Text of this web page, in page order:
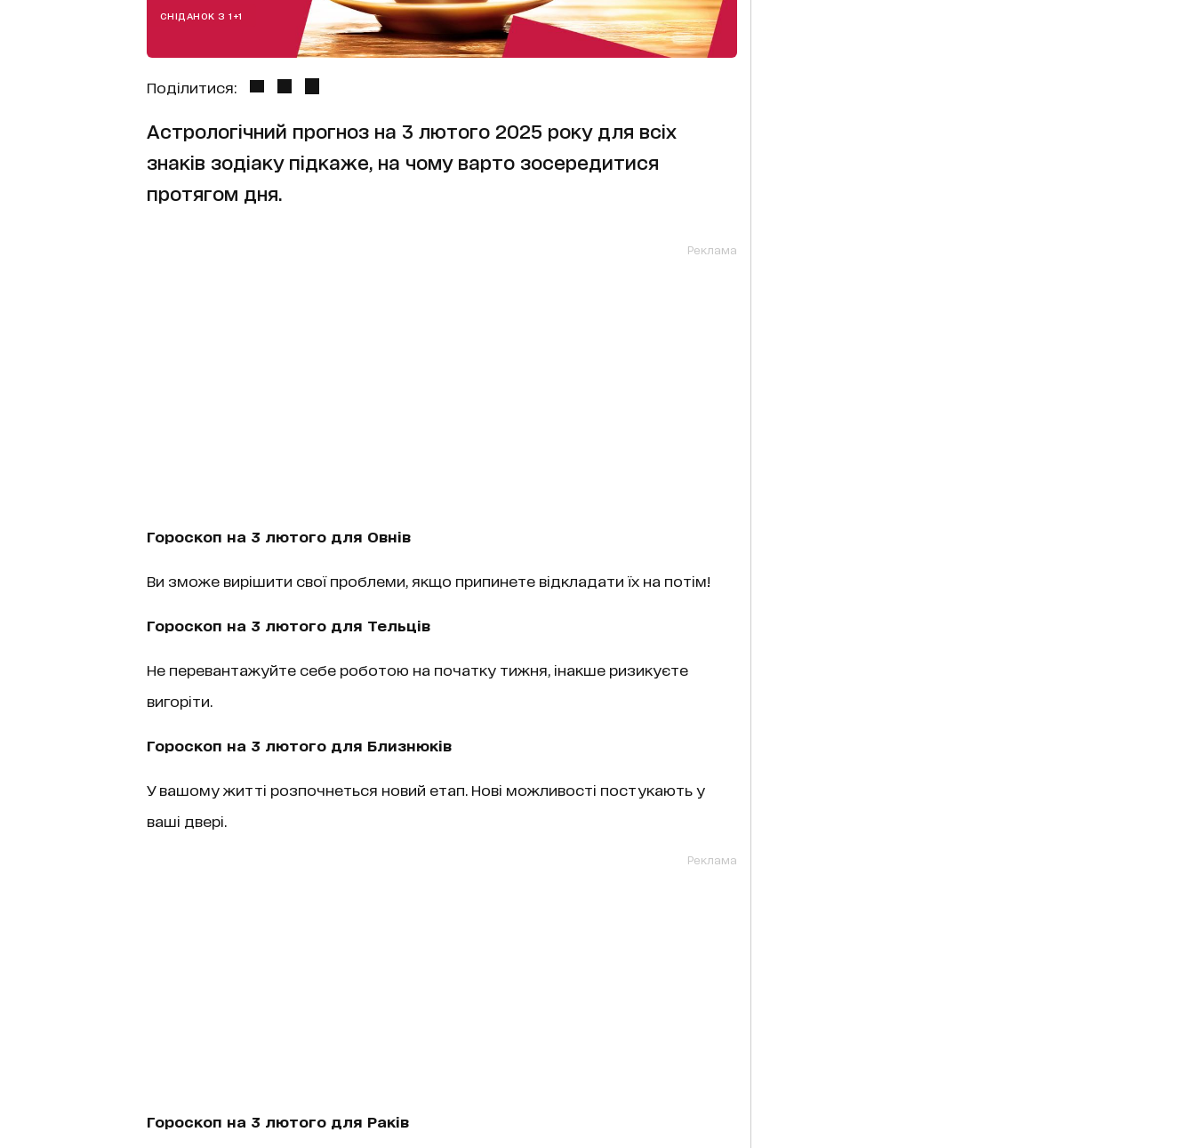
СНІДАНОК З 1+1
Поділитися:
Астрологічний прогноз на 3 лютого 2025 року для всіх
знаків зодіаку підкаже, на чому варто зосередитися
протягом дня.
Реклама
Гороскоп на 3 лютого для Овнів
Ви зможе вирішити свої проблеми, якщо припинете відкладати їх на потім!
Гороскоп на 3 лютого для Тельців
Не перевантажуйте себе роботою на початку тижня, інакше ризикуєте
вигоріти.
Гороскоп на 3 лютого для Близнюків
У вашому житті розпочнеться новий етап. Нові можливості постукають у
ваші двері.
Реклама
Гороскоп на 3 лютого для Раків